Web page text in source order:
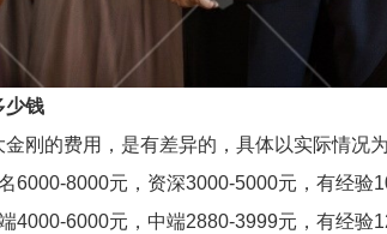
钱
的费用，是有差异的，具体以实际情况为
8000元，资深3000-5000元，有经验
6000元，中端2880-3999元，有经验